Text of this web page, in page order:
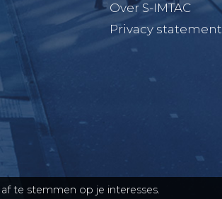
Over S-IMTAC
Privacy statement
te stemmen op je interesses.